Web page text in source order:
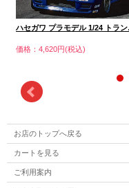
ハセガワ プラモデル 1/24 トラ
価格：4,620円(税込)
お店のトップへ戻る
カートを見る
ご利用案内